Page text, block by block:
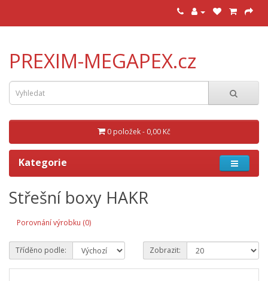
PREXIM-MEGAPEX.cz
0 položek - 0,00 Kč
Kategorie
Střešní boxy HAKR
Porovnání výrobku (0)
Tříděno podle: Zobrazit: